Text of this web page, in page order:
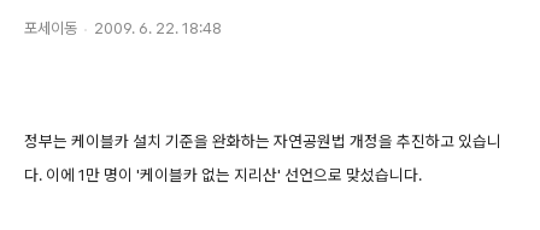
포세이동 2009. 6. 22. 18:48
정부는 케이블카 설치 기준을 완화하는 자연공원법 개정을 추진하고 있습니
다. 이에 1만 명이 '케이블카 없는 지리산' 선언으로 맞섰습니다.